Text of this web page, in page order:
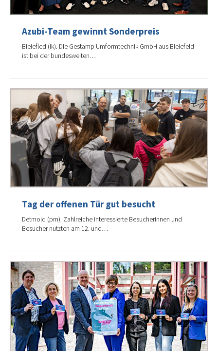
Azubi-Team gewinnt Sonderpreis
Bielefled (ik). Die Gestamp Umformtechnik GmbH aus Bielefeld
ist bei der bundesweiten…
Tag der offenen Tür gut besucht
Detmold (pm). Zahlreiche interessierte Besucherinnen und
Besucher nutzten am 12. und…